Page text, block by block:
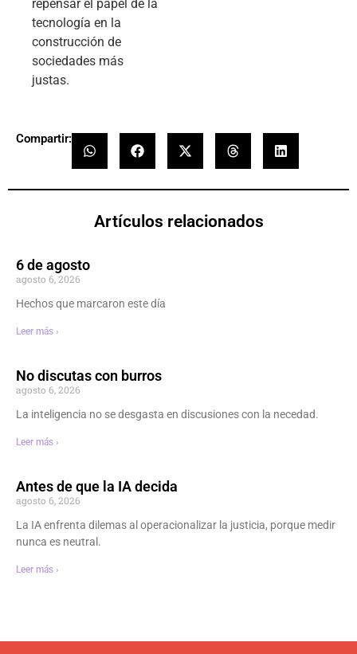
repensar el papel de la
tecnología en la
construcción de
sociedades más
justas.
Compartir:
Artículos relacionados
6 de agosto
agosto 6, 2026
Hechos que marcaron este día
Leer más ›
No discutas con burros
agosto 6, 2026
La inteligencia no se desgasta en discusiones con la necedad.
Leer más ›
Antes de que la IA decida
agosto 6, 2026
La IA enfrenta dilemas al operacionalizar la justicia, porque medir
nunca es neutral.
Leer más ›